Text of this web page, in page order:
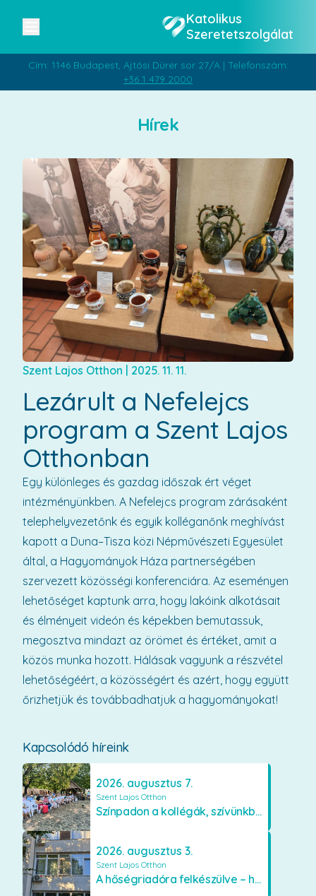
Katolikus
Szeretetszolgálat
Cím: 1146 Budapest, Ajtósi Dürer sor 27/A | Telefonszám:
+36 1 479 2000
Hírek
Kapcsolódó híreink
2026. augusztus 7.
Szent Lajos Otthon
Színpadon a kollégák, szívünkben a lakók
2026. augusztus 3.
Szent Lajos Otthon
A hőségriadóra felkészülve – hűsítő fejlesztések a Szent Lajos Otthonban
Szent Lajos Otthon | 2025. 11. 11.
Lezárult a Nefelejcs
program a Szent Lajos
Otthonban
Egy különleges és gazdag időszak ért véget
intézményünkben. A Nefelejcs program zárásaként
telephelyvezetőnk és egyik kolléganőnk meghívást
kapott a Duna–Tisza közi Népművészeti Egyesület
által, a Hagyományok Háza partnerségében
szervezett közösségi konferenciára. Az eseményen
lehetőséget kaptunk arra, hogy lakóink alkotásait
és élményeit videón és képekben bemutassuk,
megosztva mindazt az örömet és értéket, amit a
közös munka hozott. Hálásak vagyunk a részvétel
lehetőségéért, a közösségért és azért, hogy együtt
őrizhetjük és továbbadhatjuk a hagyományokat!